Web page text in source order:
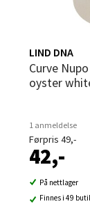
LIND DNA
Curve Nupo glassbrikke 11x13 cm
oyster
1 anmeldelse
Førpris 49,-
42,-
På nettlager
Finnes i 49
Åpent i
0 i butikk
Oslo -